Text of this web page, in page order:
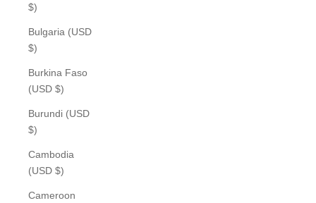
$)
Bulgaria (USD
$)
Burkina Faso
(USD $)
Burundi (USD
$)
Cambodia
(USD $)
Cameroon